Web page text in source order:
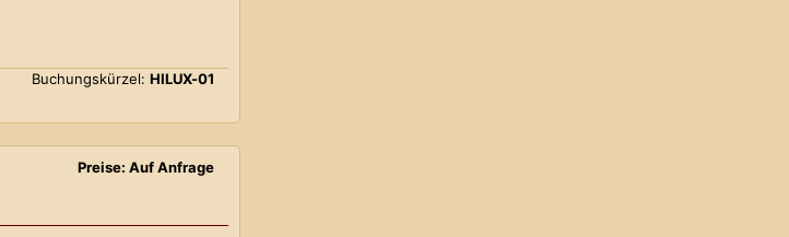
Buchungskürzel: HILUX-01
Preise: Auf Anfrage